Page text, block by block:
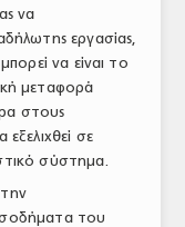
να
εργασίας,
να είναι το
μεταφορά
στους
σε
σύστημα.
του